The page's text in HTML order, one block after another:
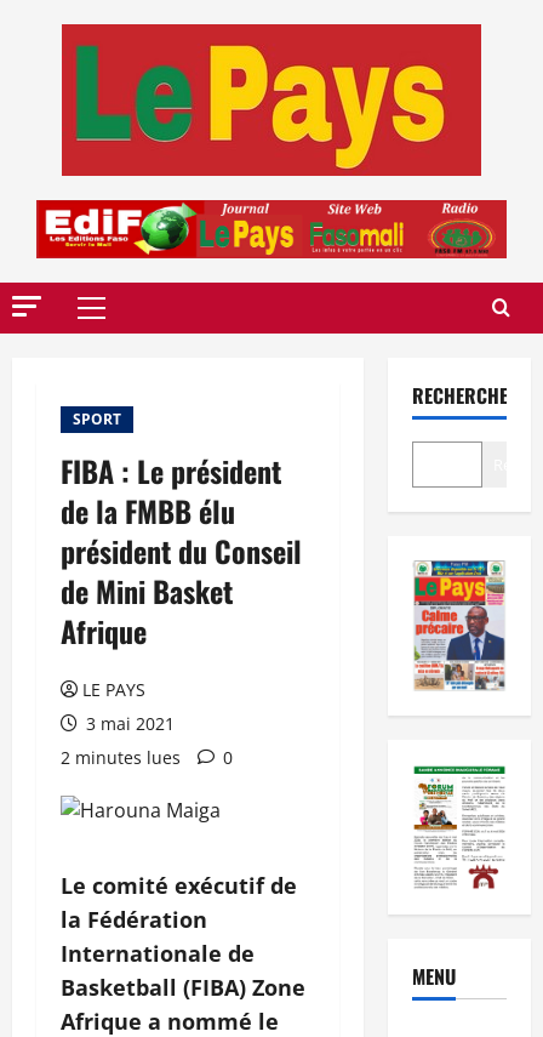
Menu
SPORT
FIBA : Le président
de la FMBB élu
président du Conseil
de Mini Basket
Afrique
LE PAYS
3 mai 2021
2 minutes lues
0
Le comité exécutif de
la Fédération
Internationale de
Basketball (FIBA) Zone
Afrique a nommé le
RECHERCHER
MENU